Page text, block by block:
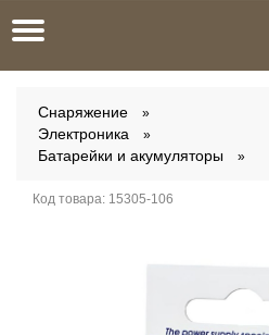
Toggle
navigation
Снаряжение
Электроника
Батарейки и акумуляторы
Код товара: 15305-106